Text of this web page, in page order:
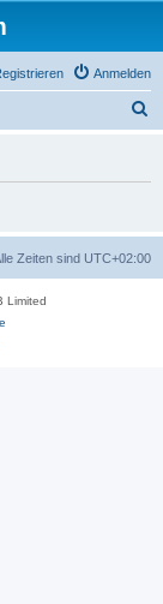
Anmelden
Zeiten sind UTC+02:00
Limited